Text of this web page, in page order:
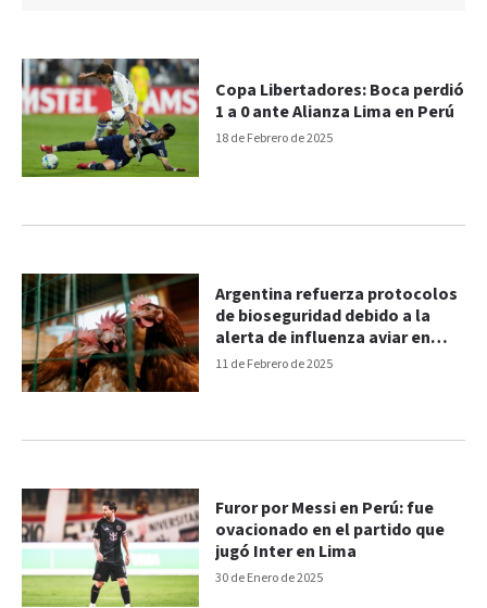
18 de Febrero de 2025
Copa Libertadores: Boca perdió
1 a 0 ante Alianza Lima en Perú
11 de Febrero de 2025
Argentina refuerza protocolos
de bioseguridad debido a la
alerta de influenza aviar en
Perú
30 de Enero de 2025
Furor por Messi en Perú: fue
ovacionado en el partido que
jugó Inter en Lima